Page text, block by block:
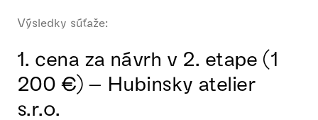
Výsledky súťaže:
1. cena za návrh v 2. etape (1
200 €) – Hubinsky atelier
s.r.o.